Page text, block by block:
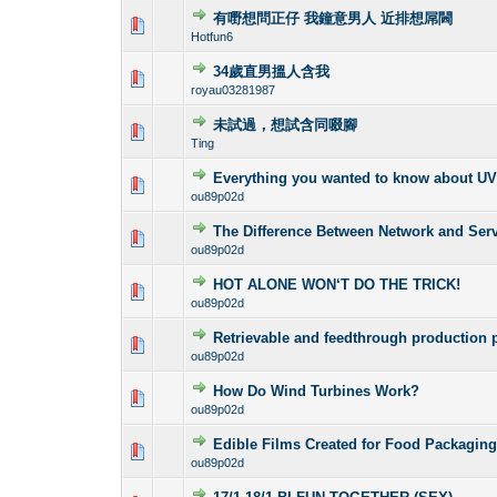
有嘢想問正仔 我鐘意男人 近排想屌閪
Hotfun6
1 Vote(s) -
34歲直男搵人含我
royau03281987
未試過，想試含同啜腳
Ting
Everything you wanted to know about
ou89p02d
1 Vote(s) -1
The Difference Between Network and
ou89p02d
1 Vote(s) -1
HOT ALONE WON‘T DO THE TRICK!
ou89p02d
1 Vote(s) -
Retrievable and feedthrough production
ou89p02d
1 Vote(s) -1
How Do Wind Turbines Work?
ou89p02d
Edible Films Created for Food Packaging
ou89p02d
1 Vote(s) -12